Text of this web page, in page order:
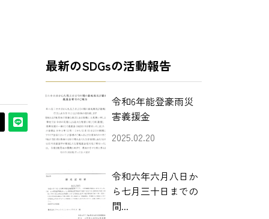
最新のSDGsの活動報告
令和6年能登豪雨災
害義援金
2025.02.20
令和六年六月八日か
ら七月三十日までの
間...